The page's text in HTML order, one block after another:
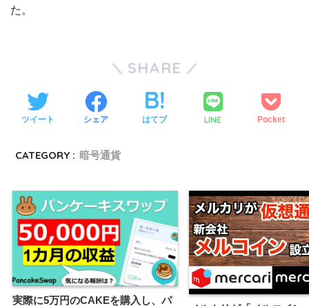
た。
SHARE
ツイート シェア はてブ LINE Pocket
CATEGORY : 暗号通貨
実際に5万円のCAKEを購入し、パ